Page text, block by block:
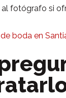
al fotógrafo si
boda en